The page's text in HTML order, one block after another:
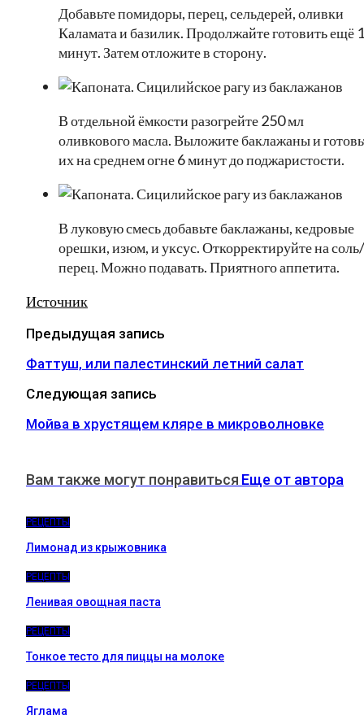
Добавьте помидоры, перец, сельдерей, оливки
Каламата и базилик. Продолжайте готовить ещё
минут. Затем отложите в сторону.
В отдельной ёмкости разогрейте 250 мл
оливкового масла. Выложите баклажаны и
их на среднем огне 6 минут до поджаристости.
В луковую смесь добавьте баклажаны, кедровые
орешки, изюм, и уксус. Откорректируйте на соль/
перец. Можно подавать. Приятного аппетита.
Источник
Предыдущая запись
Фаттуш, или палестинский летний салат
Следующая запись
Мойва в хрустящем кляре в микроволновке
Вам также могут понравиться Еще от автора
РЕЦЕПТЫ
Лимонад из крыжовника
РЕЦЕПТЫ
Ленивая овощная паста
РЕЦЕПТЫ
Тонкое тесто для пиццы на молоке
РЕЦЕПТЫ
Яглама